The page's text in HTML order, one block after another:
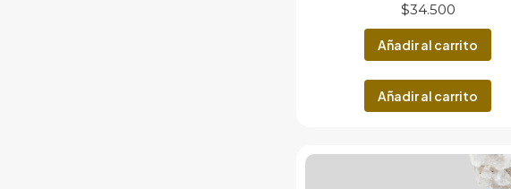
$34.500
Añadir al carrito
Añadir al carrito